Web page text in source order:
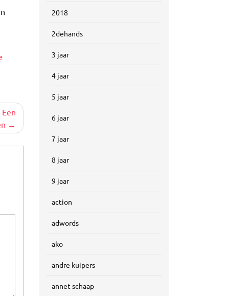
2018
2dehands
3 jaar
4 jaar
5 jaar
6 jaar
7 jaar
8 jaar
9 jaar
action
adwords
ako
andre kuipers
annet schaap